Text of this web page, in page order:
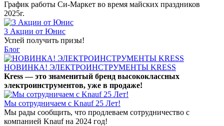
График работы Си-Маркет во время майских праздников
2025г.
3 Акции от Юнис
Успей получить призы!
Блог
НОВИНКА! ЭЛЕКТРОИНСТРУМЕНТЫ KRESS
Kress — это знаменитый бренд высококлассных
электроинструментов, уже в продаже!
Мы сотрудничаем с Knauf 25 Лет!
Мы рады сообщить, что продлеваем сотрудничество с
компанией Knauf на 2024 год!